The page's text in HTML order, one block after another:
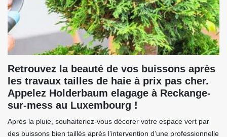
Retrouvez la beauté de vos buissons après
les travaux tailles de haie à prix pas cher.
Appelez Holderbaum elagage à Reckange-
sur-mess au Luxembourg !
Après la pluie, souhaiteriez-vous décorer votre espace vert par
des buissons bien taillés après l’intervention d’une professionnelle